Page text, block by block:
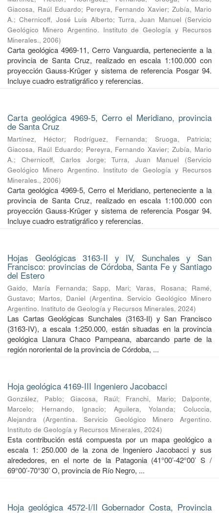
Giacosa, Raúl Eduardo; Pereyra, Fernando Xavier;Zubía, Mario
A.;Chernicoff, José Luis Alberto; Turra, Juan Manuel (Servicio
Geológico Minero Argentino. Instituto de Geología y Recursos
Minerales., 2006)
Carta geológica 4969-11, Cerro Vanguardia, perteneciente a la
provincia de Santa Cruz, realizado en escala 1:100.000 con
proyección Gauss-Krüger y sistema de referencia Posgar 94.
Incluye cuadro estratigráfico y referencias.
Carta geológica 4969-5, Cerro el Meridiano, provincia
de Santa Cruz
Martínez, Héctor; Rodríguez, Fernanda; Sruoga, Patricia;
Giacosa, Raúl Eduardo; Pereyra, Fernando Xavier;Zubía, Mario
A.; Chernicoff, Carlos Jorge;Turra, Juan Manuel (Servicio
Geológico Minero Argentino. Instituto de Geología y Recursos
Minerales., 2006)
Carta geológica 4969-5, Cerro el Meridiano, perteneciente a la
provincia de Santa Cruz, realizado en escala 1:100.000 con
proyección Gauss-Krüger y sistema de referencia Posgar 94.
Incluye cuadro estratigráfico y referencias.
Hojas Geológicas 3163-II y IV, Sunchales y San
Francisco: provincias de Córdoba, Santa Fe y Santiago
del Estero
Gaido, María Fernanda;Sapp, Mari;Varas, Rosana; Ramé,
Gustavo; Martos, Daniel (Argentina. Servicio Geológico Minero
Argentino. Instituto de Geología y Recursos Minerales, 2024)
Las Cartas Geológicas Sunchales (3163-II) y San Francisco
(3163-IV), a escala 1:250.000, están situadas en la provincia
geológica Llanura Chaco Pampeana, abarcando parte de la
región nororiental de la provincia de Córdoba, ...
Hoja geológica 4169-III Ingeniero Jacobacci
González, Pablo; Giacosa, Raúl; Franchi, Mario; Dalponte,
Marcelo; Hernando, Ignacio; Aguilera, Yolanda;Coluccia,
Alejandra
(Argentina. Servicio Geológico Minero Argentino.
Instituto de Geología y Recursos Minerales, 2024)
Esta contribución está compuesta por un mapa geológico a
escala 1: 250.000 de la zona de Ingeniero Jacobacci y sus
alrededores, en el norte de la Patagonia (41°00’-42°00’ S /
69°00’-70°30’ O, provincia de Río Negro, ...
Hoja geológica 4572-I/II Gobernador Costa, Provincia